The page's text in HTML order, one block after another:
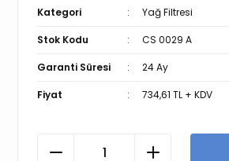
Kategori Yağ Filtresi
Stok Kodu CS 0029 A
Garanti Süresi 24 Ay
Fiyat 734,61 TL + KDV